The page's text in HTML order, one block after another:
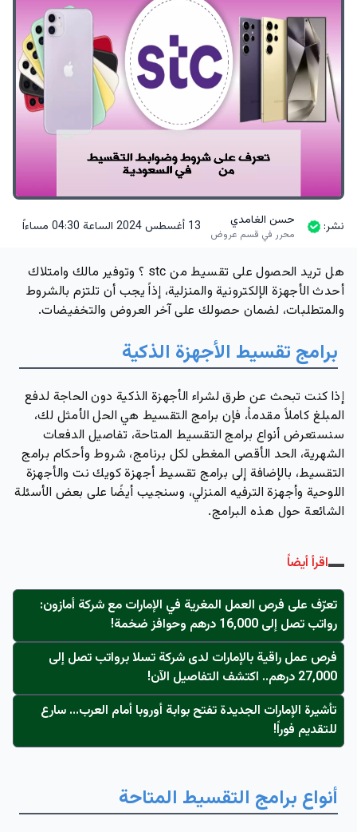
نشر: حسن الغامدي
محرر في قسم عروض 13 أغسطس 2024 الساعة 04:30 مساءاً
هل تريد الحصول على تقسيط من stc ؟ وتوفير مالك وامتلاك
أحدث الأجهزة الإلكترونية والمنزلية، إذاً يجب أن تلتزم بالشروط
والمتطلبات، لضمان حصولك على آخر العروض والتخفيضات.
برامج تقسيط الأجهزة الذكية
إذا كنت تبحث عن طرق لشراء الأجهزة الذكية دون الحاجة لدفع
المبلغ كاملاً مقدماً، فإن برامج التقسيط هي الحل الأمثل لك،
سنستعرض أنواع برامج التقسيط المتاحة، تفاصيل الدفعات
الشهرية، الحد الأقصى المغطى لكل برنامج، شروط وأحكام برامج
التقسيط، بالإضافة إلى برامج تقسيط أجهزة كويك نت والأجهزة
اللوحية وأجهزة الترفيه المنزلي، وسنجيب أيضًا على بعض الأسئلة
الشائعة حول هذه البرامج.
اقرأ أيضاً
تعرّف على فرص العمل المغرية في الإمارات مع شركة أمازون:
رواتب تصل إلى 16,000 درهم وحوافز ضخمة!
فرص عمل راقية بالإمارات لدى شركة تسلا برواتب تصل إلى
27,000 درهم.. اكتشف التفاصيل الآن!
تأشيرة الإمارات الجديدة تفتح بوابة أوروبا أمام العرب... سارع
للتقديم فوراً!
أنواع برامج التقسيط المتاحة